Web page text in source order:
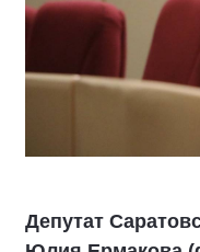
Депутат